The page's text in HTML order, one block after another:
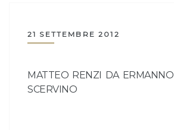
21 SETTEMBRE 2012
MATTEO RENZI DA ERMANNO
SCERVINO